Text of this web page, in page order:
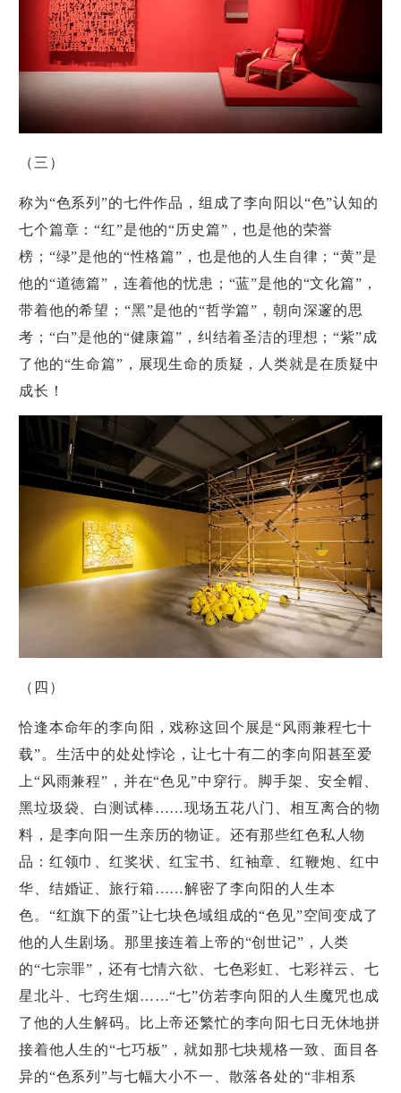
（三）
称为“色系列”的七件作品，组成了李向阳以“色”认知的
七个篇章：“红”是他的“历史篇”，也是他的荣誉
榜；“绿”是他的“性格篇”，也是他的人生自律；“黄”是
他的“道德篇”，连着他的忧患；“蓝”是他的“文化篇”，
带着他的希望；“黑”是他的“哲学篇”，朝向深邃的思
考；“白”是他的“健康篇”，纠结着圣洁的理想；“紫”成
了他的“生命篇”，展现生命的质疑，人类就是在质疑中
成长！
（四）
恰逢本命年的李向阳，戏称这回个展是“风雨兼程七十
载”。生活中的处处悖论，让七十有二的李向阳甚至爱
上“风雨兼程”，并在“色见”中穿行。脚手架、安全帽、
黑垃圾袋、白测试棒……现场五花八门、相互离合的物
料，是李向阳一生亲历的物证。还有那些红色私人物
品：红领巾、红奖状、红宝书、红袖章、红鞭炮、红中
华、结婚证、旅行箱……解密了李向阳的人生本
色。“红旗下的蛋”让七块色域组成的“色见”空间变成了
他的人生剧场。那里接连着上帝的“创世记”，人类
的“七宗罪”，还有七情六欲、七色彩虹、七彩祥云、七
星北斗、七窍生烟……“七”仿若李向阳的人生魔咒也成
了他的人生解码。比上帝还繁忙的李向阳七日无休地拼
接着他人生的“七巧板”，就如那七块规格一致、面目各
异的“色系列”与七幅大小不一、散落各处的“非相系